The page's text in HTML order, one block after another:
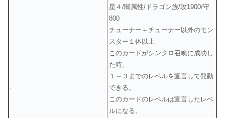
星４/闇属性/ドラゴン族/攻1900/守
800
チューナー＋チューナー以外のモン
スター１体以上
このカードがシンクロ召喚に成功し
た時、
１～３までのレベルを宣言して発動
できる。
このカードのレベルは宣言したレベ
ルになる。